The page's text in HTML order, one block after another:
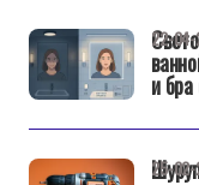
и
22-
25-